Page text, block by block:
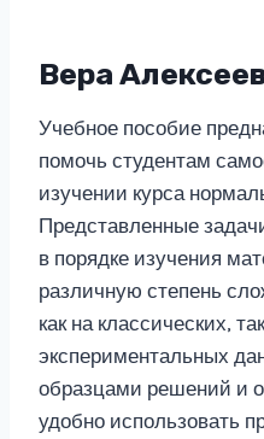
Вера
Учебное пособие
помочь студентам
изучении курса
Представленные
в порядке изучения
различную степень
как на классических,
экспериментальных
образцами решений и
удобно использовать